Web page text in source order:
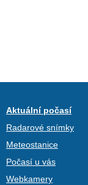
Aktuální počasí
Radarové snímky
Meteostanice
Počasí u vás
Webkamery